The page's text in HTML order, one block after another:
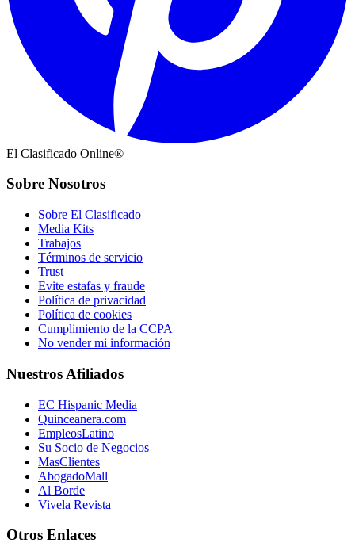
El Clasificado Online®
Sobre Nosotros
Sobre El Clasificado
Media Kits
Trabajos
Términos de servicio
Trust
Evite estafas y fraude
Política de privacidad
Política de cookies
Cumplimiento de la CCPA
No vender mi información
Nuestros Afiliados
EC Hispanic Media
Quinceanera.com
EmpleosLatino
Su Socio de Negocios
MasClientes
AbogadoMall
Al Borde
Vivela Revista
Otros Enlaces